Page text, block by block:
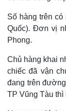
Số hàng trên
Quốc). Đơn vị
Phong.
Chủ hàng khai
chiếc đã vận
đang trên
TP Vũng Tàu